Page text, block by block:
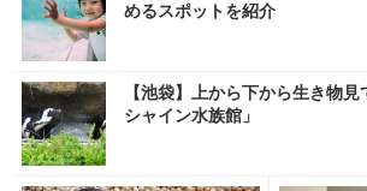
めるスポットを紹介
【池袋】上から下から生き物
シャイン水族館」